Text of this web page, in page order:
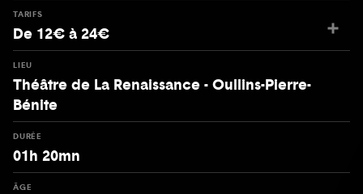
TARIFS
De 12€ à 24€
LIEU
Théâtre de La Renaissance - Oullins-Pierre-
Bénite
DURÉE
01h 20mn
ÂGE